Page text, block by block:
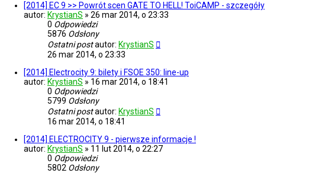
[2014] EC 9 >> Powrót scen GATE TO HELL! ToiCAMP - szczegóły
autor: KrystianS » 26 mar 2014, o 23:33
0 Odpowiedzi
5876 Odsłony
Ostatni postautor: KrystianS
26 mar 2014, o 23:33
[2014] Electrocity 9: bilety i FSOE 350: line-up
autor: KrystianS » 16 mar 2014, o 18:41
0 Odpowiedzi
5799 Odsłony
Ostatni postautor: KrystianS
16 mar 2014, o 18:41
[2014] ELECTROCITY 9 - pierwsze informacje !
autor: KrystianS » 11 lut 2014, o 22:27
0 Odpowiedzi
5802 Odsłony